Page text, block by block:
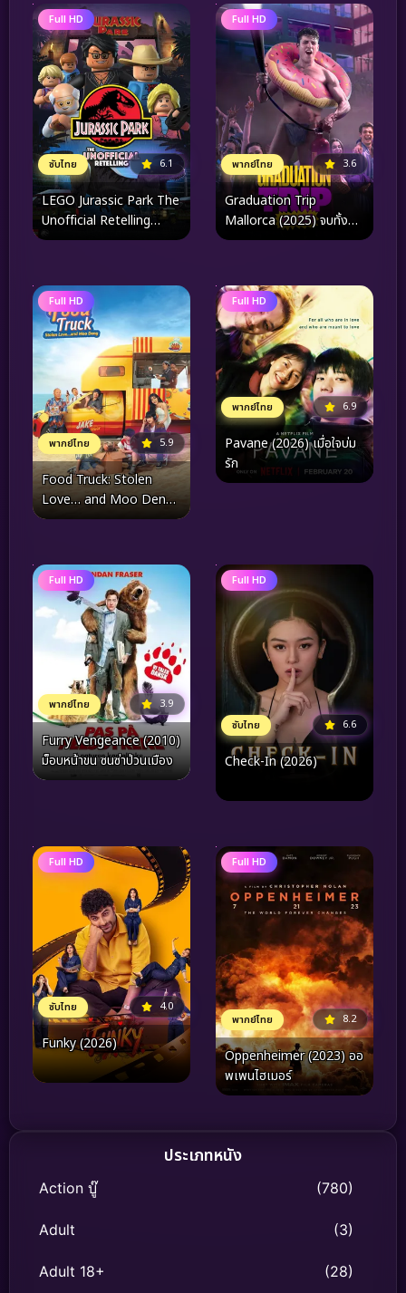
Full HD
ซับไทย 6.1
LEGO Jurassic Park The
Unofficial Retelling
(2023)
Full HD
พากย์ไทย 3.6
Graduation Trip
Mallorca (2025) จบทั้งที
ต้องไปตี้ที่มาญอร์ก้า
Full HD
พากย์ไทย 5.9
Food Truck: Stolen
Love… and Moo Deng
(2025) ฟู้ดทรัค ลัก (รัก) หมู
Full HD
พากย์ไทย 6.9
Pavane (2026) เมื่อใจบ่ม
รัก
Full HD
พากย์ไทย 3.9
Furry Vengeance (2010)
ม็อบหน้าขน ซนซ่าป่วนเมือง
Full HD
ซับไทย 6.6
Check-In (2026)
Full HD
ซับไทย 4.0
Funky (2026)
Full HD
พากย์ไทย 8.2
Oppenheimer (2023) ออ
พเพนไฮเมอร์
ประเภทหนัง
Action บู๊ (780)
Adult (3)
Adult 18+ (28)